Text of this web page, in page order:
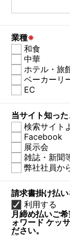
業種※
和食
中華
ホテル・旅
ベーカーリ
EC
当サイト知っ
検索サイト
Facebook
展示会
雑誌・新聞
弊社社員か
請求書掛け払
利用する
月締め払いご
ォワード ケッ
ださい。